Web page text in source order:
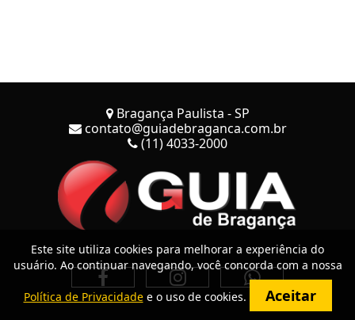
Bragança Paulista - SP
contato@guiadebraganca.com.br
(11) 4033-2000
Este site utiliza cookies para melhorar a experiência do
usuário. Ao continuar navegando, você concorda com a nossa
Política de Privacidadee o uso de cookies. Aceitar